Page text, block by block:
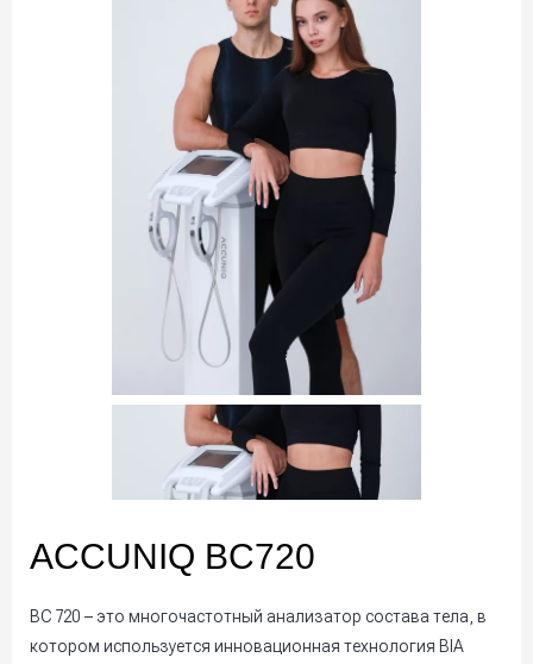
ACCUNIQ BC720
BC 720 – это многочастотный анализатор состава тела, в
котором используется инновационная технология BIA